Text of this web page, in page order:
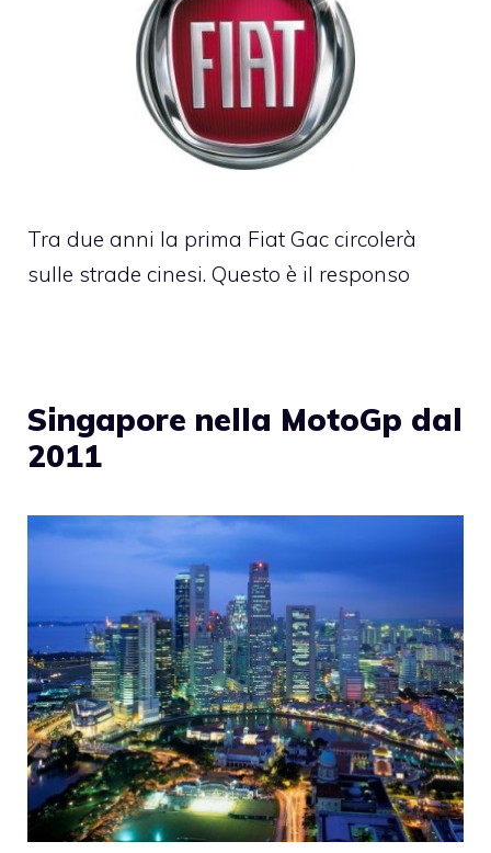
Tra due anni la prima Fiat Gac circolerà
sulle strade cinesi. Questo è il responso
Singapore nella MotoGp dal
2011